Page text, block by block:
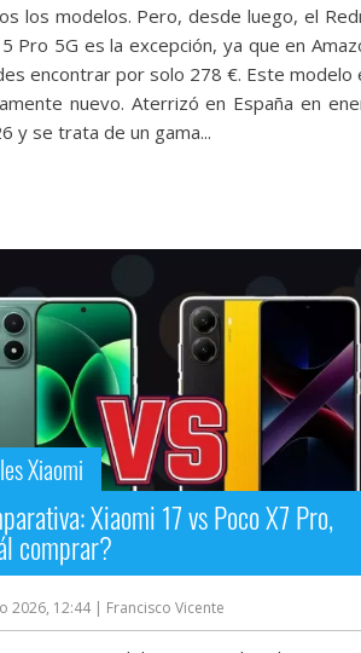
los modelos. Pero, desde luego, el
Pro 5G es la excepción, ya que en
encontrar por solo 278 €. Este modelo
nuevo. Aterrizó en España en
y se trata de un gama...
Xiaomi
Xiaomi 17 vs Poco X7 Pro,
comprar?
2026, 12:44 | Francisco Vicente